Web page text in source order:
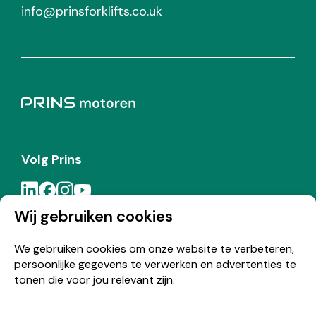
Wij gebruiken cookies
We gebruiken cookies om onze website te verbeteren,
persoonlijke gegevens te verwerken en advertenties te
tonen die voor jou relevant zijn.
info@prinsforklifts.co.uk
Volg Prins
Meld je aan voor de Prins nieuwsbrief